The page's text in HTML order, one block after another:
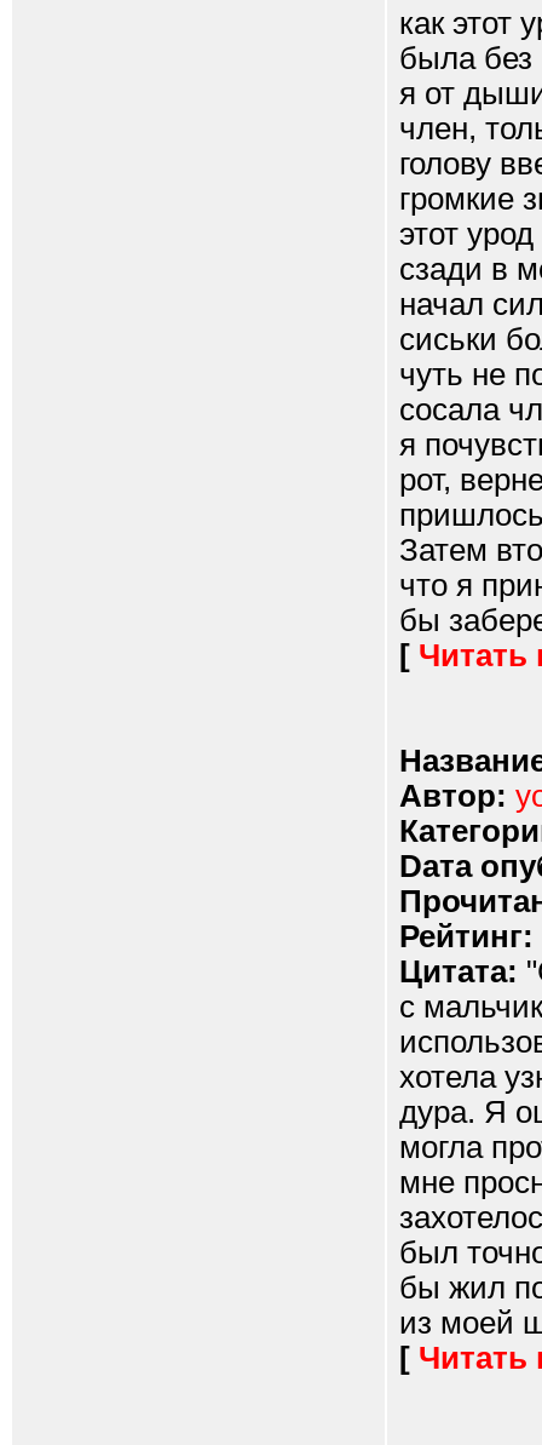
как этот
была без
я от
член,
голову
громкие
этот
сзади в
начал
сиськи
чуть не
сосала
я
рот,
Затем
что я
бы
[ Читать
Автор:
Dата
Рейтинг:
Цитата:
с
хотела
дура. Я
могла
мне
был
бы жил
из моей
[ Читать